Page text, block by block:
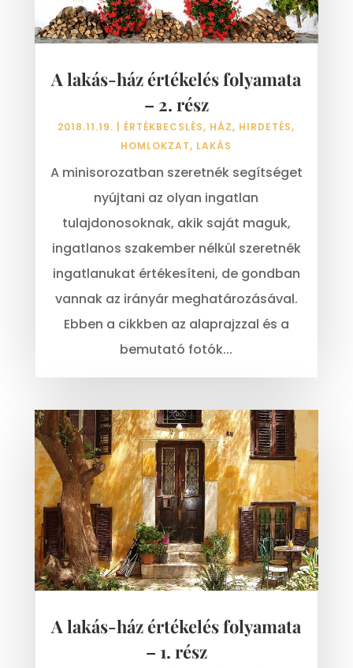
A lakás-ház értékelés folyamata
– 2. rész
2018.11.19. ÉRTÉKBECSLÉS, HÁZ, HIRDETÉS,
HOMLOKZAT, LAKÁS
A minisorozatban szeretnék segítséget
nyújtani az olyan ingatlan
tulajdonosoknak, akik saját maguk,
ingatlanos szakember nélkül szeretnék
ingatlanukat értékesíteni, de gondban
vannak az irányár meghatározásával.
Ebben a cikkben az alaprajzzal és a
bemutató fotók...
A lakás-ház értékelés folyamata
– 1. rész